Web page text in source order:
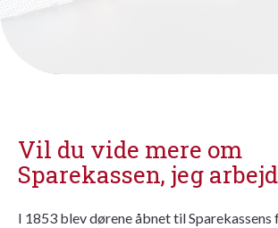
Vil du vide mere om
Sparekassen, jeg
I 1853 blev dørene åbnet til